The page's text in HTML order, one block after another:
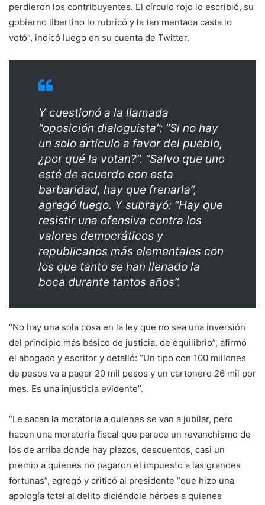
perdieron los contribuyentes. El círculo rojo lo escribió, su
gobierno libertino lo rubricó y la tan mentada casta lo
votó”, indicó luego en su cuenta de Twitter.
Y cuestionó a la llamada
“oposición dialoguista”: ”Si no hay
un solo artículo a favor del pueblo,
¿por qué la votan?”. “Salvo que uno
esté de acuerdo con esta
barbaridad, hay que frenarla”,
agregó luego. Y subrayó: “Hay que
resistir una ofensiva contra los
valores democráticos y
republicanos más elementales con
los que tanto se han llenado la
boca durante tantos años”.
“No hay una sola cosa en la ley que no sea una inversión
del principio más básico de justicia, de equilibrio”, afirmó
el abogado y escritor y detalló: “Un tipo con 100 millones
de pesos va a pagar 20 mil pesos y un cartonero 26 mil por
mes. Es una injusticia evidente”.
“Le sacan la moratoria a quienes se van a jubilar, pero
hacen una moratoria fiscal que parece un revanchismo de
los de arriba donde hay plazos, descuentos, casi un
premio a quienes no pagaron el impuesto a las grandes
fortunas”, agregó y criticó al presidente “que hizo una
apología total al delito diciéndole héroes a quienes